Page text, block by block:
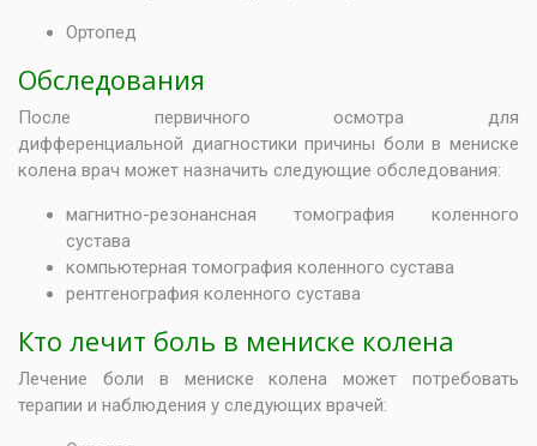
Ортопед
Обследования
После первичного осмотра для
дифференциальной диагностики причины боли в мениске
колена врач может назначить следующие обследования:
магнитно-резонансная томография коленного
сустава
компьютерная томография коленного сустава
рентгенография коленного сустава
Кто лечит боль в мениске колена
Лечение боли в мениске колена может потребовать
терапии и наблюдения у следующих врачей: